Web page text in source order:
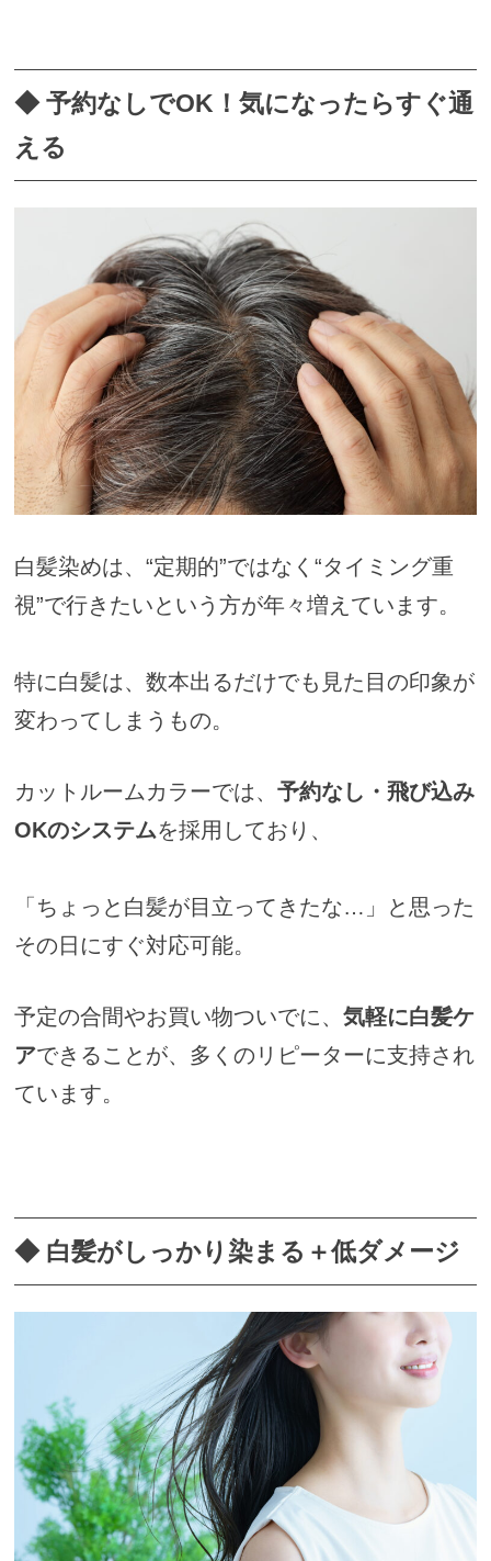
◆ 予約なしでOK！気になったらすぐ通
える
白髪染めは、“定期的”ではなく“タイミング重
視”で行きたいという方が年々増えています。
特に白髪は、数本出るだけでも見た目の印象が
変わってしまうもの。
カットルームカラーでは、予約なし・飛び込み
OKのシステムを採用しており、
「ちょっと白髪が目立ってきたな…」と思った
その日にすぐ対応可能。
予定の合間やお買い物ついでに、気軽に白髪ケ
アできることが、多くのリピーターに支持され
ています。
◆ 白髪がしっかり染まる＋低ダメージ